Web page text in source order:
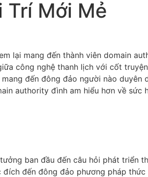
Trí Mới Mẻ
lại mang đến thành viên domain
công nghệ thanh lịch với cốt
đến đông đảo người nào
authority đình am hiểu hơn về
ban đầu đến câu hỏi phát triển
đến đông đảo phương pháp